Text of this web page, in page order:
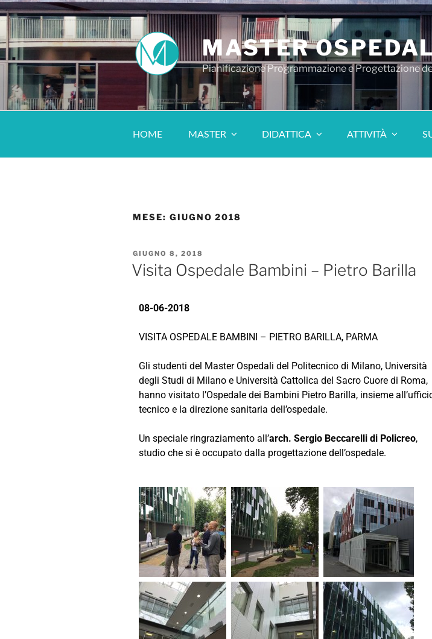
MASTER
Pianificazione Programmazione e Progettazione
HOME MASTER DIDATTICA ATTIVITÀ
MESE: GIUGNO 2018
GIUGNO 8, 2018
Visita Ospedale Bambini – Pietro Barilla
08-06-2018
VISITA OSPEDALE BAMBINI – PIETRO BARILLA, PARMA
Gli studenti del Master Ospedali del Politecnico di Milano, Università
degli Studi di Milano e Università Cattolica del Sacro Cuore di Roma,
hanno visitato l’Ospedale dei Bambini Pietro Barilla, insieme
tecnico e la direzione sanitaria dell’ospedale.
Un speciale ringraziamento all’arch. Sergio Beccarelli di Policreo,
studio che si è occupato dalla progettazione dell’ospedale.